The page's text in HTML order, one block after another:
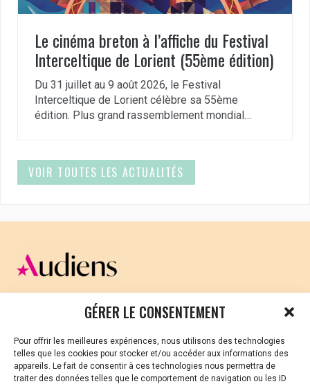
GÉRER LE CONSENTEMENT
Pour offrir les meilleures expériences, nous utilisons des technologies
telles que les cookies pour stocker et/ou accéder aux informations des
appareils. Le fait de consentir à ces technologies nous permettra de
traiter des données telles que le comportement de navigation ou les ID
Le cinéma breton à l’affiche du Festival
Interceltique de Lorient (55ème édition)
Du 31 juillet au 9 août 2026, le Festival
Interceltique de Lorient célèbre sa 55ème
édition. Plus grand rassemblement mondial…
VOIR TOUTES LES ACTUALITÉS
CELLULE D’ÉCOUTE ET DE SOUTIEN PSYCHOLOGIQUE ET
Vous avez été témoin ou vous êtes victime de VSS ? Ou
vous êtes référent·es harcèlement en besoin de soutien
ou d’informations ?